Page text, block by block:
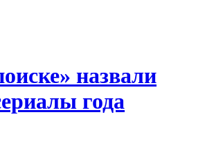
назвали
года